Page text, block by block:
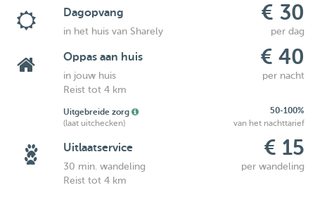
Dagopvang € 30
in het huis van Sharely per dag
Oppas aan huis € 40
in jouw huis
per nacht
Reist tot 4 km
Uitgebreide zorg
50-100%
(laat uitchecken)
van het nachttarief
Uitlaatservice € 15
30 min. wandeling
per wandeling
Reist tot 4 km